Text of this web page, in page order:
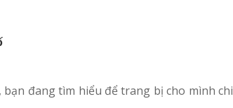
đang tìm hiểu để trang bị cho mình